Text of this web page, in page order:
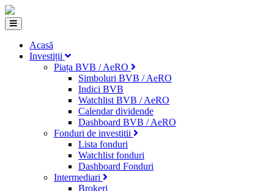
Acasă
Investiții
Piața BVB / AeRO
Simboluri BVB / AeRO
Indici BVB
Watchlist BVB / AeRO
Calendar dividende
Dashboard BVB / AeRO
Fonduri de investitii
Lista fonduri
Watchlist fonduri
Dashboard Fonduri
Intermediari
Brokeri